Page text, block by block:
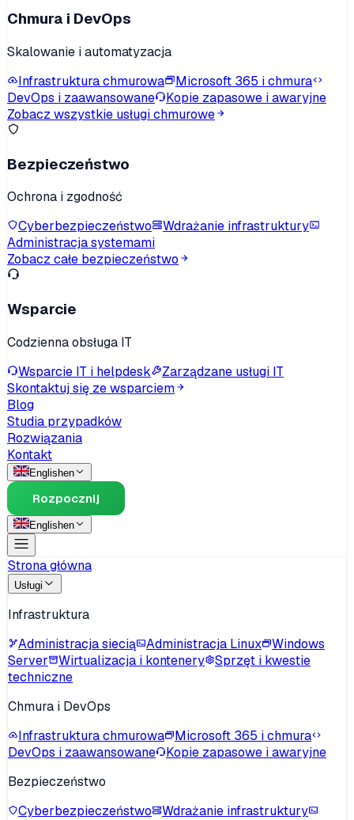
Chmura i DevOps
Skalowanie i automatyzacja
Infrastruktura chmurowa
Microsoft 365 i chmura
DevOps i zaawansowane
Kopie zapasowe i awaryjne
Zobacz wszystkie usługi chmurowe
Bezpieczeństwo
Ochrona i zgodność
Cyberbezpieczeństwo
Wdrażanie infrastruktury
Administracja systemami
Zobacz całe bezpieczeństwo
Wsparcie
Codzienna obsługa IT
Wsparcie IT i helpdesk
Zarządzane usługi IT
Skontaktuj się ze wsparciem
Blog
Studia przypadków
Rozwiązania
Kontakt
Englishen
Rozpocznij
Englishen
Strona główna
Usługi
Infrastruktura
Administracja siecią
Administracja Linux
Windows
Server
Wirtualizacja i kontenery
Sprzęt i kwestie
techniczne
Chmura i DevOps
Infrastruktura chmurowa
Microsoft 365 i chmura
DevOps i zaawansowane
Kopie zapasowe i awaryjne
Bezpieczeństwo
Cyberbezpieczeństwo
Wdrażanie infrastruktury